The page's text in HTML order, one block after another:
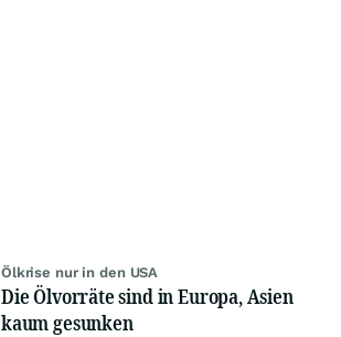
Ölkrise nur in den USA
Die Ölvorräte sind in Europa, Asien
kaum gesunken